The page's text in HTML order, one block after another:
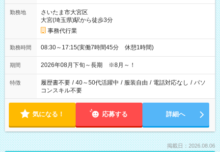
勤務地
さいたま市大宮区
大宮(埼玉県)駅から徒歩3分
事務代行業
勤務時間 08:30～17:15(実働7時間45分 休憩1時間)
期間 2026年08月下旬～長期 ※8月～！
特徴 履歴書不要 / 40～50代活躍中 / 服装自由 / 電話対応なし / パソ
コンスキル不要
気になる！ 応募する 詳細へ
掲載日：2026.08.06